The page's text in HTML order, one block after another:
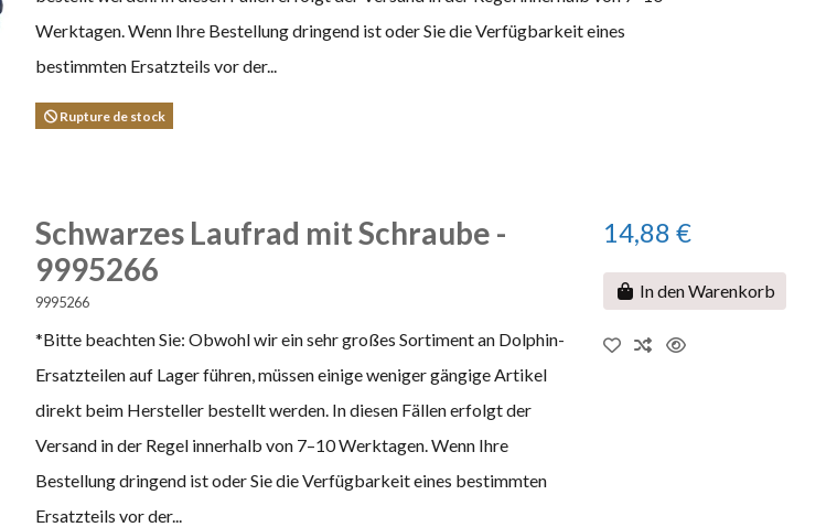
Werktagen. Wenn Ihre Bestellung dringend ist oder Sie die Verfügbarkeit eines
bestimmten Ersatzteils vor der...
Rupture de stock
Schwarzes Laufrad mit Schraube -
9995266
9995266
*Bitte beachten Sie: Obwohl wir ein sehr großes Sortiment an Dolphin-
Ersatzteilen auf Lager führen, müssen einige weniger gängige Artikel
direkt beim Hersteller bestellt werden. In diesen Fällen erfolgt der
Versand in der Regel innerhalb von 7–10 Werktagen. Wenn Ihre
Bestellung dringend ist oder Sie die Verfügbarkeit eines bestimmten
Ersatzteils vor der...
14,88 €
In den Warenkorb